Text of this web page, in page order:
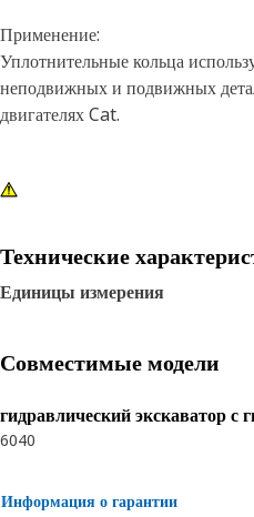
Применение:
Уплотнительные кольца
неподвижных и подвижных
двигателях Cat.
Технические
Единицы измерения
Совместимые модели
гидравлический экскаватор с
6040
Информация о гарантии